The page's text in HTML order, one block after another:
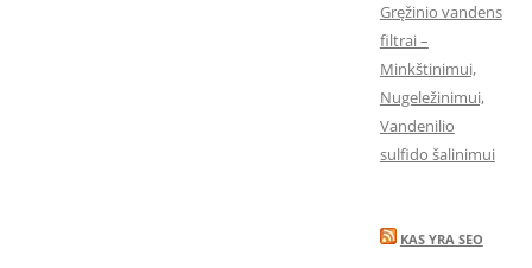
Gręžinio vandens
filtrai –
Minkštinimui,
Nugeležinimui,
Vandenilio
sulfido šalinimui
KAS YRA SEO